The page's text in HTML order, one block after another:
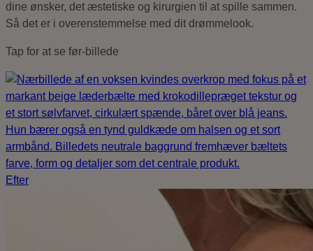
dine ønsker, det æstetiske og kirurgien til at spille sammen.
Så det er i overenstemmelse med dit drømmelook.
Tap for at se før-billede
Efter